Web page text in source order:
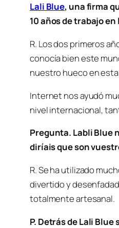
Lali Blue, una firma
10 años de trabajo
R. Los dos primeros
conocía bien este
nuestro hueco en
Internet nos ayudó
nivel internacional,
Pregunta. Labli Blue
diríais que son
R. Se ha utilizado
divertido y
totalmente artesanal.
P. Detrás de Lali